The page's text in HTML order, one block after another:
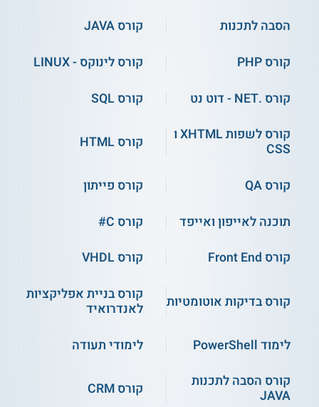
התחילו ללמוד
קורס אונליין
קורס לבדיקות תוכנה
התחילו ללמוד
קורס אונליין
קורס פיתוח משחקי
התחילו ללמוד
הסבה לתכנות
קורס JAVA
קורס PHP
קורס לינוקס - LINUX
קורס .NET - דוט נט
קורס SQL
קורס לשפות XHTML ו
CSS
קורס HTML
קורס QA
קורס פייתון
תוכנה לאייפון ואייפד
קורס C#
קורס Front End
קורס VHDL
קורס בדיקות אוטומטיות
קורס בניית אפליקציות
לאנדרואיד
לימוד PowerShell
לימודי תעודה
קורס הסבה לתכנות
JAVA
קורס CRM